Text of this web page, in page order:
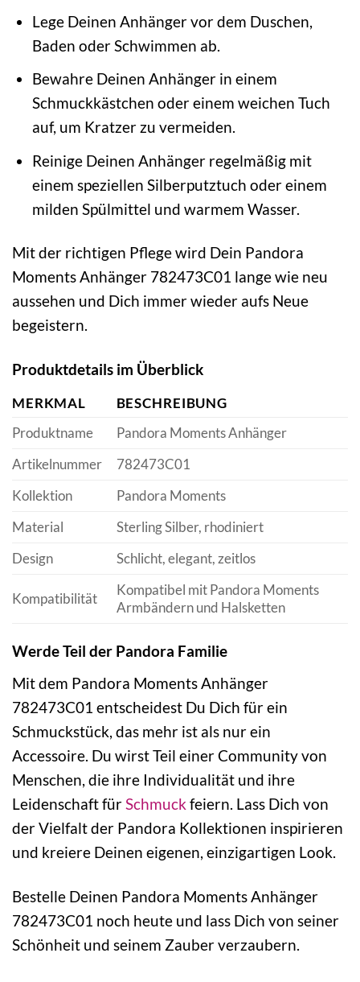
Lege Deinen Anhänger vor dem Duschen,
Baden oder Schwimmen ab.
Bewahre Deinen Anhänger in einem
Schmuckkästchen oder einem weichen Tuch
auf, um Kratzer zu vermeiden.
Reinige Deinen Anhänger regelmäßig mit
einem speziellen Silberputztuch oder einem
milden Spülmittel und warmem Wasser.
Mit der richtigen Pflege wird Dein Pandora
Moments Anhänger 782473C01 lange wie neu
aussehen und Dich immer wieder aufs Neue
begeistern.
Produktdetails im Überblick
MERKMAL
BESCHREIBUNG
Produktname
Pandora Moments Anhänger
Artikelnummer
782473C01
Kollektion
Pandora Moments
Material
Sterling Silber, rhodiniert
Design
Schlicht, elegant, zeitlos
Kompatibilität
Kompatibel mit Pandora Moments
Armbändern und Halsketten
Werde Teil der Pandora Familie
Mit dem Pandora Moments Anhänger
782473C01 entscheidest Du Dich für ein
Schmuckstück, das mehr ist als nur ein
Accessoire. Du wirst Teil einer Community von
Menschen, die ihre Individualität und ihre
Leidenschaft fürSchmuck feiern. Lass Dich von
der Vielfalt der Pandora Kollektionen inspirieren
und kreiere Deinen eigenen, einzigartigen Look.
Bestelle Deinen Pandora Moments Anhänger
782473C01 noch heute und lass Dich von seiner
Schönheit und seinem Zauber verzaubern.